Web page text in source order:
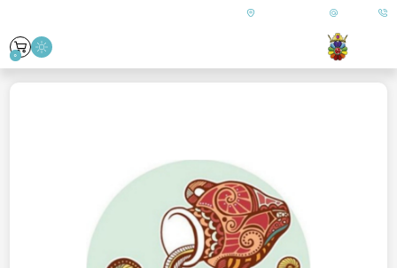
09179890157 ایران - فارس - کازرون
0